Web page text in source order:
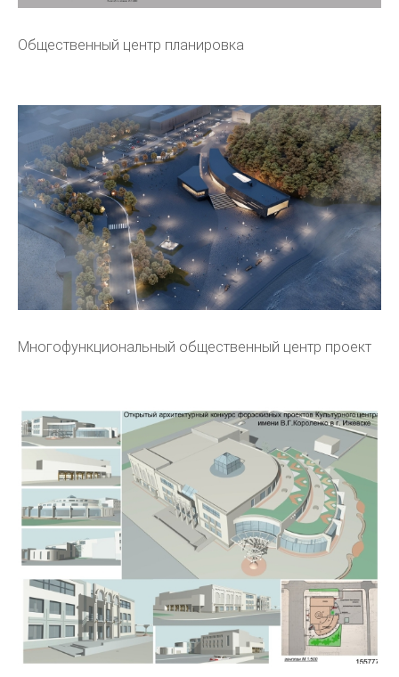
Общественный центр планировка
Многофункциональный общественный центр проект